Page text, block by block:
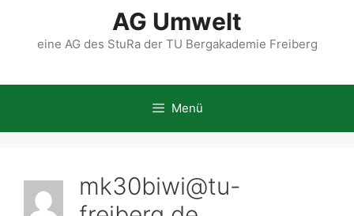
AG Umwelt
eine AG des StuRa der TU Bergakademie Freiberg
Menü
mk30biwi@tu-